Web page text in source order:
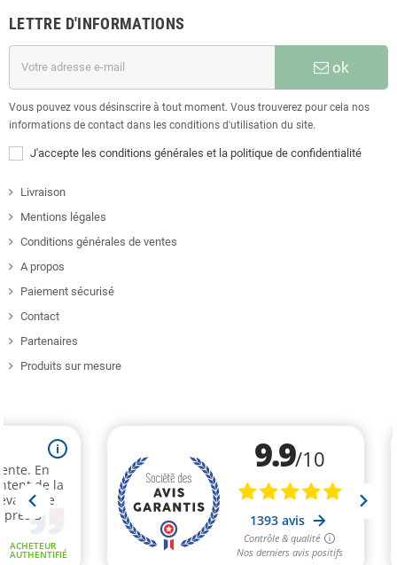
LETTRE D'INFORMATIONS
ok
Vous pouvez vous désinscrire à tout moment. Vous trouverez pour cela nos
informations de contact dans les conditions d'utilisation du site.
J'accepte les conditions générales et la politique de confidentialité
Livraison
Mentions légales
Conditions générales de ventes
A propos
Paiement sécurisé
Contact
Partenaires
Produits sur mesure